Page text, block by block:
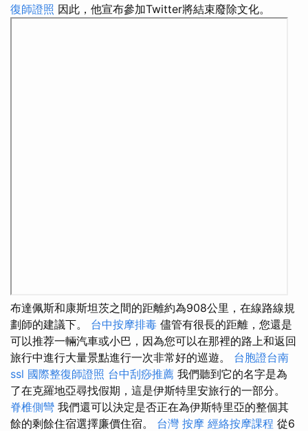
復師證照 因此，他宣布參加Twitter將結束廢除文化。
布達佩斯和康斯坦茨之間的距離約為908公里，在線路線規
劃師的建議下。 台中按摩排毒 儘管有很長的距離，您還是
可以推荐一輛汽車或小巴，因為您可以在那裡的路上和返回
旅行中進行大量景點進行一次非常好的巡遊。 台胞證台南
ssl 國際整復師證照 台中刮痧推薦 我們聽到它的名字是為
了在克羅地亞尋找假期，這是伊斯特里安旅行的一部分。
脊椎側彎 我們還可以決定是否正在為伊斯特里亞的整個其
餘的剩餘住宿選擇廉價住宿。 台灣 按摩 經絡按摩課程 從6